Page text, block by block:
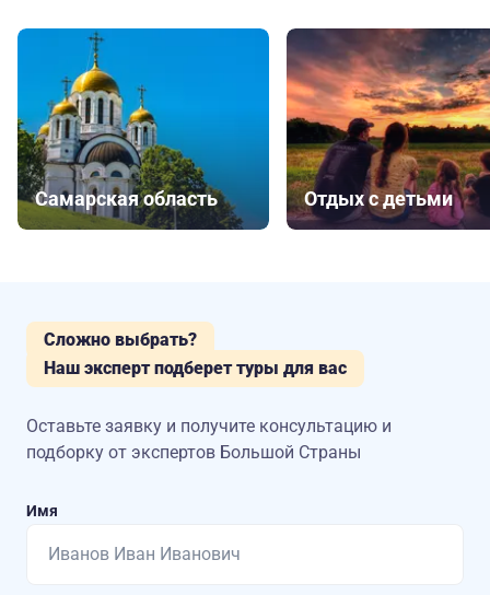
Самарская область Отдых с детьми
Сложно выбрать?
Наш эксперт подберет туры для вас
Оставьте заявку и получите консультацию и
подборку от экспертов Большой Страны
Имя